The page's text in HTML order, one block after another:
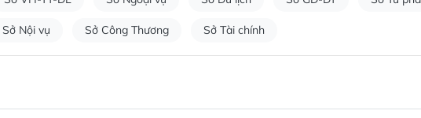
Sở Nội vụ Sở Công Thương Sở Tài chính